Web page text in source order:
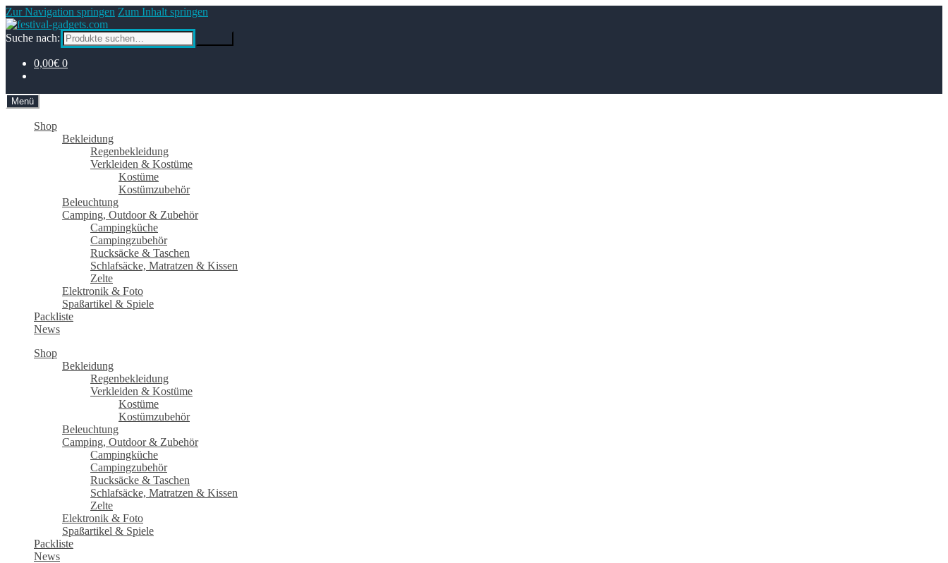
Zur Navigation springen Zum Inhalt springen
Suche nach:
0,00€ 0
Menü
Shop
Bekleidung
Regenbekleidung
Verkleiden & Kostüme
Kostüme
Kostümzubehör
Beleuchtung
Camping, Outdoor & Zubehör
Campingküche
Campingzubehör
Rucksäcke & Taschen
Schlafsäcke, Matratzen & Kissen
Zelte
Elektronik & Foto
Spaßartikel & Spiele
Packliste
News
Shop
Bekleidung
Regenbekleidung
Verkleiden & Kostüme
Kostüme
Kostümzubehör
Beleuchtung
Camping, Outdoor & Zubehör
Campingküche
Campingzubehör
Rucksäcke & Taschen
Schlafsäcke, Matratzen & Kissen
Zelte
Elektronik & Foto
Spaßartikel & Spiele
Packliste
News